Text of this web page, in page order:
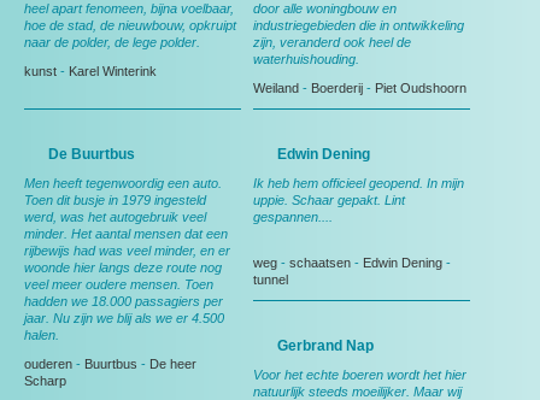
heel apart fenomeen, bijna voelbaar,
hoe de stad, de nieuwbouw, opkruipt
naar de polder, de lege polder.
kunst - Karel Winterink
door alle woningbouw en
industriegebieden die in ontwikkeling
zijn, veranderd ook heel de
waterhuishouding.
Weiland - Boerderij - Piet Oudshoorn
De Buurtbus
Men heeft tegenwoordig een auto.
Toen dit busje in 1979 ingesteld
werd, was het autogebruik veel
minder. Het aantal mensen dat een
rijbewijs had was veel minder, en er
woonde hier langs deze route nog
veel meer oudere mensen. Toen
hadden we 18.000 passagiers per
jaar. Nu zijn we blij als we er 4.500
halen.
ouderen - Buurtbus - De heer
Scharp
Edwin Dening
Ik heb hem officieel geopend. In mijn
uppie. Schaar gepakt. Lint
gespannen....
weg - schaatsen - Edwin Dening -
tunnel
Gerbrand Nap
Voor het echte boeren wordt het hier
natuurlijk steeds moeilijker. Maar wij